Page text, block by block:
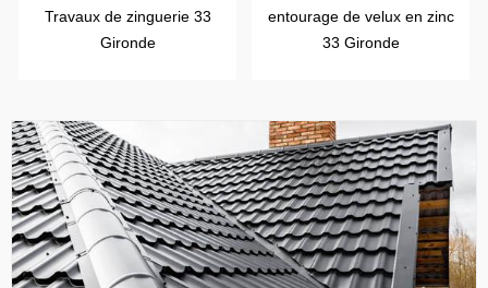
Travaux de zinguerie 33
Gironde
entourage de velux en zinc
33 Gironde